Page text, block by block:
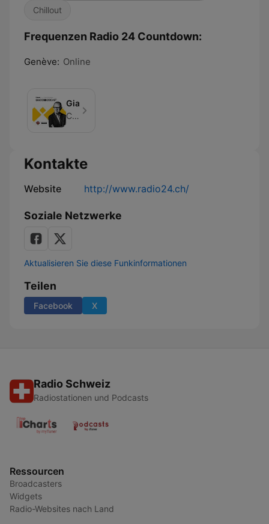
Chillout
Frequenzen Radio 24 Countdown:
Genève: Online
Giacobbodcast
CH Media
Kontakte
Website http://www.radio24.ch/
Soziale Netzwerke
Aktualisieren Sie diese Funkinformationen
Teilen
Facebook X
Radio Schweiz
Radiostationen und Podcasts
Ressourcen
Broadcasters
Widgets
Radio-Websites nach Land